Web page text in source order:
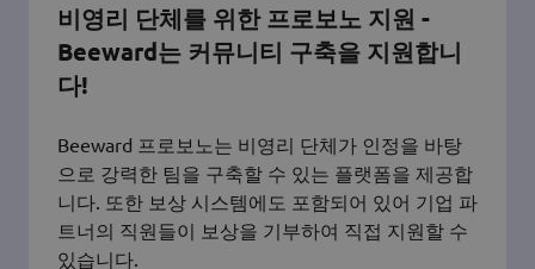
비영리 단체를 위한 프로보노 지원 -
Beeward는 커뮤니티 구축을 지원합니
다!
Beeward 프로보노는 비영리 단체가 인정을 바탕
으로 강력한 팀을 구축할 수 있는 플랫폼을 제공합
니다. 또한 보상 시스템에도 포함되어 있어 기업 파
트너의 직원들이 보상을 기부하여 직접 지원할 수
있습니다.